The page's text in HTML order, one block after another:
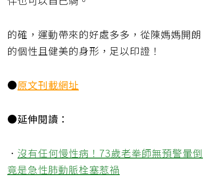
的確，運動帶來的好處多多，從陳媽媽開朗
的個性且健美的身形，足以印證！
●原文刊載網址
●延伸閱讀：
． 沒有任何慢性病！73歲老拳師無預警暈倒
竟是急性肺動脈栓塞惹禍